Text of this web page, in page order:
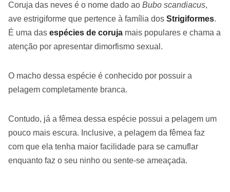
Coruja das neves é o nome dado ao Bubo scandiacus,
ave estrigiforme que pertence à família dos Strigiformes.
É uma das espécies de coruja mais populares e chama a
atenção por apresentar dimorfismo sexual.
O macho dessa espécie é conhecido por possuir a
pelagem completamente branca.
Contudo, já a fêmea dessa espécie possui a pelagem um
pouco mais escura. Inclusive, a pelagem da fêmea faz
com que ela tenha maior facilidade para se camuflar
enquanto faz o seu ninho ou sente-se ameaçada.